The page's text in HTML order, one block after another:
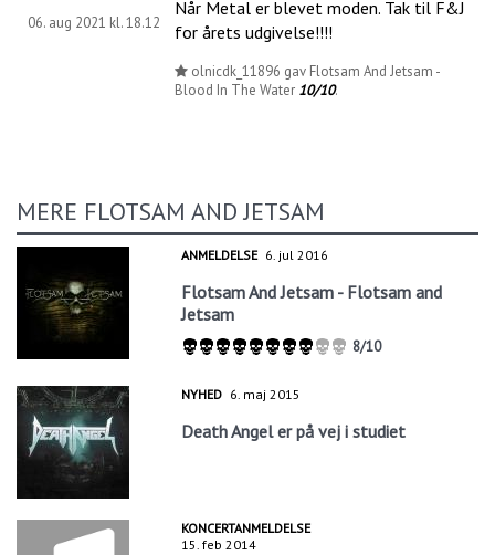
06. aug 2021 kl. 18.12
Når Metal er blevet moden. Tak til F&J
for årets udgivelse!!!!
olnicdk_11896 gav Flotsam And Jetsam -
Blood In The Water 10/10.
MERE FLOTSAM AND JETSAM
ANMELDELSE 6. jul 2016
Flotsam And Jetsam - Flotsam and
Jetsam
8/10
NYHED 6. maj 2015
Death Angel er på vej i studiet
KONCERTANMELDELSE
15. feb 2014